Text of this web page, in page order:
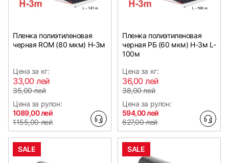
Пленка полиэтиленовая
черная ROM (80 мкм) Н-3м
Цена за кг:
33,00 лей
35,00 лей
Цена за рулон:
1089,00 лей
1155,00 лей
Пленка полиэтиленовая
черная РБ (60 мкм) Н-3м L-
100м
Цена за кг:
36,00 лей
38,00 лей
Цена за рулон:
594,00 лей
627,00 лей
SALE SALE